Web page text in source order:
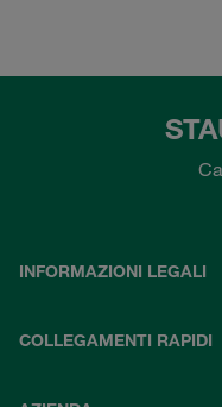
INFORMAZIONI LEGALI
COLLEGAMENTI RAPIDI